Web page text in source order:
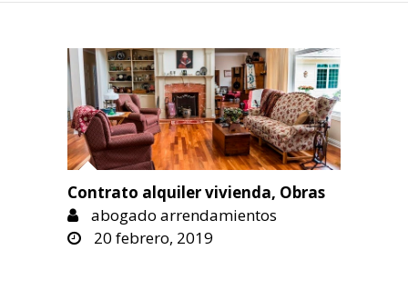
Contrato alquiler vivienda, Obras
abogado arrendamientos
20 febrero, 2019